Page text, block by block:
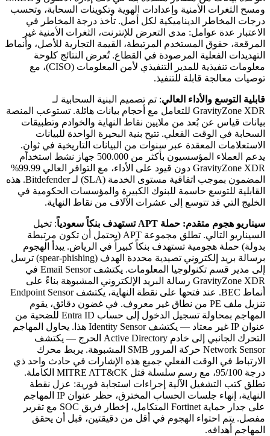
ومسح الثغرات الأمنية وإعدادات الهوية وتكوينات السحابة، وتحسب
درجات المخاطر الديناميكية لكل أصل. تأخذ درجة المخاطر في
الاعتبار عدة عوامل: مدى التعرض للإنترنت، الثغرات الأمنية غير
المرقعة، حقوق المستخدم المرتبطة، القيمة التجارية للأصل، وأنماط
التهديدات الفعلية المرصودة في القطاع. تُعرض النتائج كلوحة
معلومات تنفيذية للمدير التنفيذي لأمن المعلومات (CISO)، مع
توصيات معالجة قابلة للتنفيذ.
قابلية التوسع والأداء العالي: تم تصميم البنية السحابية لـ
GravityZone XDR للتعامل مع أحجام بيانات هائلة. تستوعب المنصة
بيانات قياس عن بُعد من ملايين نقاط النهاية والخوادم وتطبيقات
السحابة في الوقت الفعلي. تتيح بنية البحيرة الواحدة للبيانات
الاستعلامات المعقدة عبر سنوات من البيانات التاريخية في ثوانٍ.
يدعم العملاء المؤسسيون بأكثر من 500.000 جهاز نشط استخدام
GravityZone XDR دون قيود على الأداء، مع التوافر العالي 99.99%
المضمون بموجب اتفاقية مستوى الخدمة (SLA) لـ Bitdefender. هذه
القابلية للتوسع حاسمة للبنوك الكبيرة والمؤسسات الحكومية في
الخليج التي قد تتوسع إلى عشرات الآلاف من نقاط النهاية.
سيناريو هجوم متقدم: حملة APT تستهدف بنكاً سعودياً
: تخيل
السيناريو التالي. تطلق مجموعة APT (يحتمل أن تكون مرتبطة
بدولة) حملة هجومية تستهدف بنكاً كبيراً في الرياض. يبدأ الهجوم
برسالة بريد إلكتروني تصيدية محددة الهدف (spear-phishing) ترسل
إلى مدير قسم تكنولوجيا المعلومات. يكتشف Email Sensor في
GravityZone XDR رسالة البريد الإلكتروني المشبوهة بناءً على
أنماط BEC. عند فتحها على نقطة النهاية، يكتشف Endpoint Sensor
تنزيل ملف PE من نطاق غير معروف. في غضون دقائق، يقوم
المهاجم بمحاولة تسجيل الدخول إلى حساب Entra ID للضحية من
عنوان IP غير معتاد — يكتشف Identity Sensor هذا. يحاول المهاجم
التحرك الجانبي إلى خادم Active Directory الحرج — يكتشف
Network Sensor حركة المرور SMB المشبوهة. يربط محرك
الارتباط في الوقت الفعلي جميع هذه الإشارات في حادث واحد ذي
درجة 95/100، مع رسم سلسلة قتل MITRE ATT&CK الكاملة.
تطلق كتب التشغيل الآلية إجراءات استجابة فورية: عزل نقطة
النهاية، إنهاء جلسات الحساب المخترق، حظر عنوان IP المهاجم
على جدار حماية Fortinet المتكامل، إخطار فريق SOC مع تقرير
مفصل. يتم احتواء الهجوم في أقل من دقيقتين، قبل أن يحقق
المهاجم أهدافه.